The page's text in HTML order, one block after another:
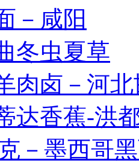
－咸阳
冬虫夏草
肉卤－河
达香蕉-洪
－墨西哥